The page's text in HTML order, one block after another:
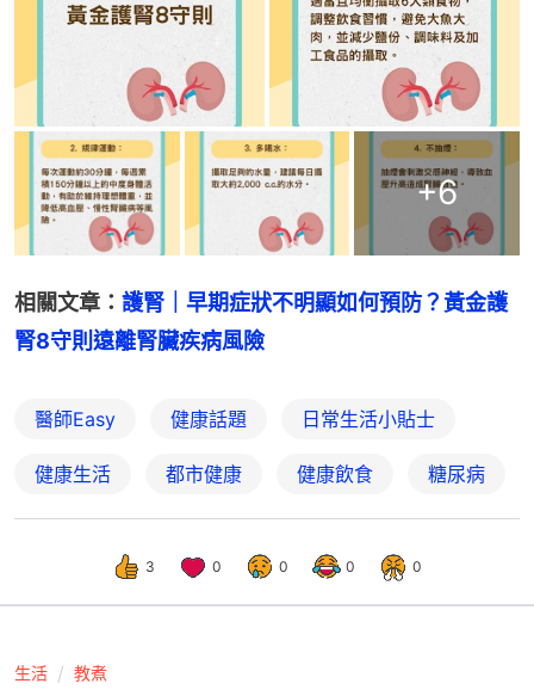
+6
相關文章： 護腎｜早期症狀不明顯如何預防？黃金護
腎8守則遠離腎臟疾病風險
醫師Easy 健康話題 日常生活小貼士
健康生活 都市健康 健康飲食 糖尿病
3 0 0 0 0
生活 教煮